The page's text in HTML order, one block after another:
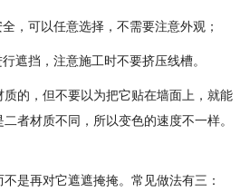
，可以任意选择，不需要注意外观；
遮挡，注意施工时不要挤压线槽。
的，但不要以为把它贴在墙面上，就能
者材质不同，所以变色的速度不一样。
是再对它遮遮掩掩。常见做法有三：